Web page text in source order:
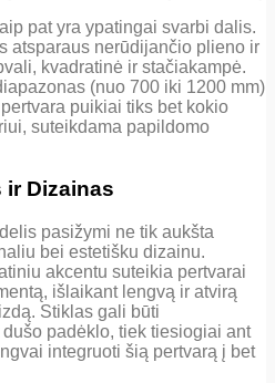
pat yra ypatingai svarbi dalis.
atsparaus nerūdijančio plieno ir
kvadratinė ir stačiakampė.
(nuo 700 iki 1200 mm)
puikiai tiks bet kokio
suteikdama papildomo
Dizainas
pasižymi ne tik aukšta
bei estetišku dizainu.
akcentu suteikia pertvarai
išlaikant lengvą ir atvirą
Stiklas gali būti
padėklo, tiek tiesiogiai ant
integruoti šią pertvarą į bet